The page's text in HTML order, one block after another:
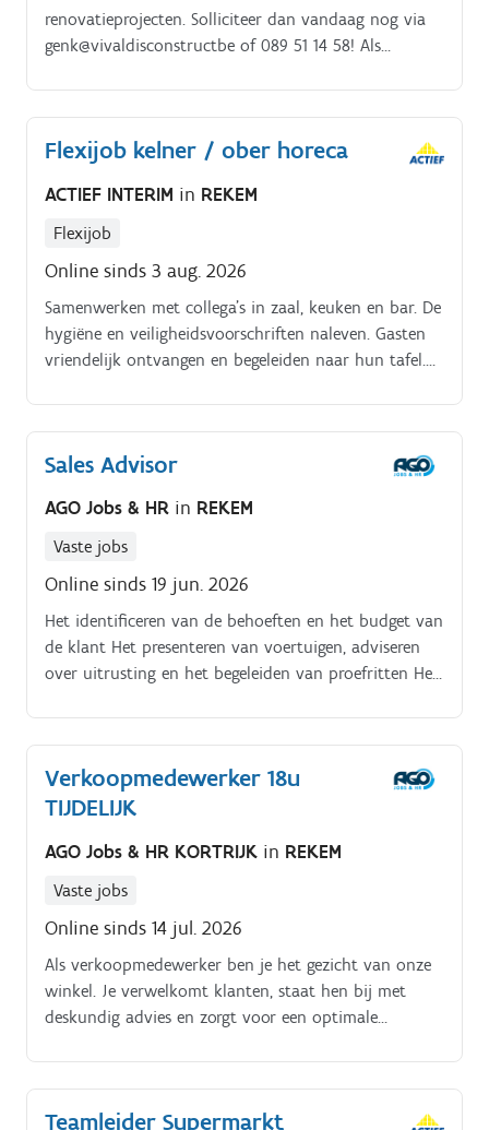
renovatieprojecten. Solliciteer dan vandaag nog via
genk@vivaldisconstructbe of 089 51 14 58! Als
Flexijob kelner / ober horeca
ACTIEF INTERIM in REKEM
Flexijob
Online sinds 3 aug. 2026
Samenwerken met collega’s in zaal, keuken en bar. De
hygiëne en veiligheidsvoorschriften naleven. Gasten
vriendelijk ontvangen en begeleiden naar hun tafel.
dranken.
Sales Advisor
AGO Jobs & HR in REKEM
Vaste jobs
Online sinds 19 jun. 2026
Het identificeren van de behoeften en het budget van
de klant Het presenteren van voertuigen, adviseren
over uitrusting en het begeleiden van proefritten Het
proactief opvolgen van bestellingen en
administratieve opvolggegevens registreren
Deelnemen aan commerciële acties tijdens
verkoopruimte
Verkoopmedewerker 18u
TIJDELIJK
AGO Jobs & HR KORTRIJK in REKEM
Vaste jobs
Online sinds 14 jul. 2026
Als verkoopmedewerker ben je het gezicht van onze
winkel. Je verwelkomt klanten, staat hen bij met
deskundig advies en zorgt voor een optimale
voorraad, het netjes houden van de winkel en het
afrekenen van aankopen. Daarnaast speel je een
actieve rol in het behalen van verkoopdoelstellingen
Teamleider Supermarkt